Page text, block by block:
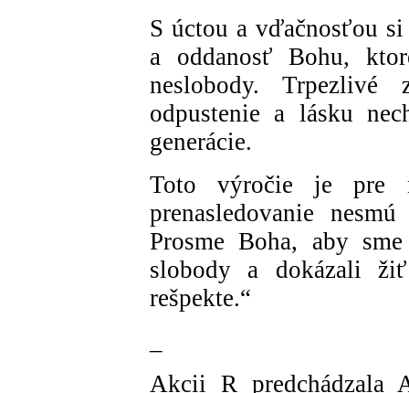
S úctou a vďačnosťou
a oddanosť Bohu,
neslobody. Trpezlivé
odpustenie a lásku
generácie.
Toto výročie je pre
prenasledovanie
Prosme Boha, aby
slobody a dokázali
rešpekte.“
Akcii R predchádzala